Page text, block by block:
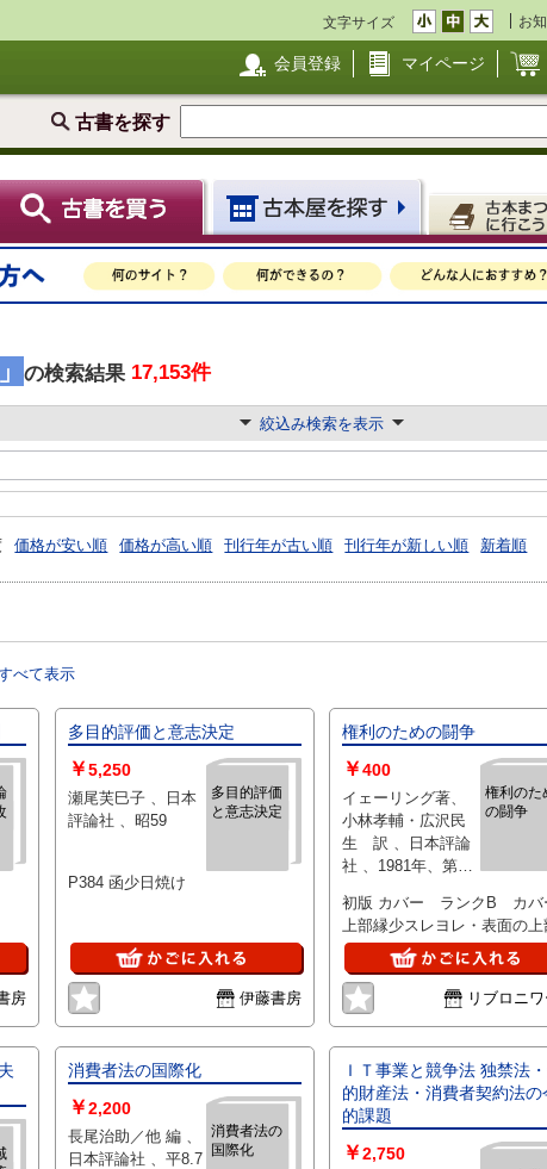
文字サイズ お
会員登録 マイページ
古書を探す
の検索結果 17,153件
絞込み検索を表示
価格が安い順 価格が高い順 刊行年が古い順 刊行年が新しい順 新着順
べて表示
房
多目的評価と意志決定
多目的評価
と意志決定
￥5,250
瀬尾芙巳子 、日本
評論社 、昭59
P384 函少日焼け
伊藤書房
権利のための闘争
権利のた
の闘争
￥400
イェーリング著、
小林孝輔・広沢民
生 訳 、日本評論
社 、1981年、第1
四六判 、1冊
初版 カバー ランクB カバ
上部縁少スレヨレ・表面の上
微傷み・背の上部縁スレ少傷
天：ヤケ埃汚れやや強・一点
な汚れシミ、小口：ヤケ汚れ
強、地：少ヤケ汚れ、見返し
引・書込み・頁折れ・印など
本文の状態良好
リブロニ
消費者法の国際化
消費者法の
国際化
￥2,200
長尾治助／他 編 、
日本評論社 、平8.7
ＩＴ事業と競争法 独禁法
的財産法・消費者契約法の
的課題
￥2,750